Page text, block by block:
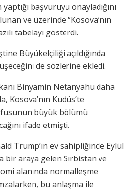
başvuruyu onayladığını
ve üzerinde “Kosova’nın
tabelayı gösterdi.
Büyükelçiliği açıldığında
de sözlerine ekledi.
Binyamin Netanyahu daha
Kosova’nın Kudüs’te
büyük bölümü
ifade etmişti.
Trump’ın ev sahipliğinde Eylül
bir araya gelen Sırbistan ve
alanında normalleşme
bu anlaşma ile